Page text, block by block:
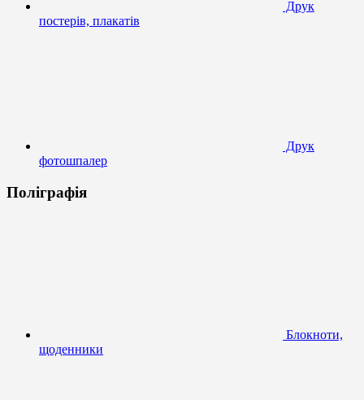
Друк
постерів, плакатів
Друк
фотошпалер
Поліграфія
Блокноти,
щоденники